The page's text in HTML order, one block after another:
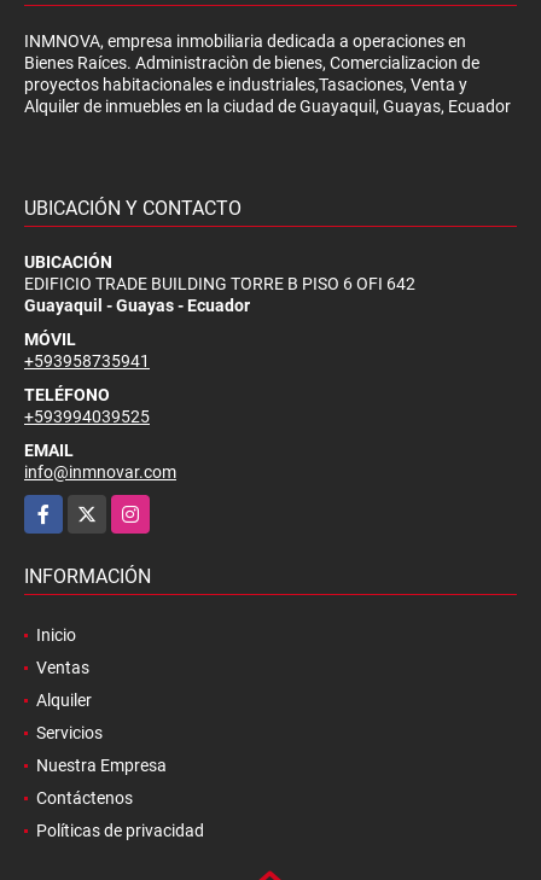
INMNOVA, empresa inmobiliaria dedicada a operaciones en
Bienes Raíces. Administraciòn de bienes, Comercializacion de
proyectos habitacionales e industriales,Tasaciones, Venta y
Alquiler de inmuebles en la ciudad de Guayaquil, Guayas, Ecuador
UBICACIÓN Y CONTACTO
UBICACIÓN
EDIFICIO TRADE BUILDING TORRE B PISO 6 OFI 642
Guayaquil - Guayas - Ecuador
MÓVIL
+593958735941
TELÉFONO
+593994039525
EMAIL
info@inmnovar.com
Facebook
Instagram
INFORMACIÓN
Inicio
Ventas
Alquiler
Servicios
Nuestra Empresa
Contáctenos
Políticas de privacidad